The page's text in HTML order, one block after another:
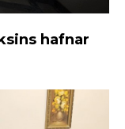
hafnar